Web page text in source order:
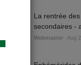
La rentrée
secondaires -
Webmaster Aug